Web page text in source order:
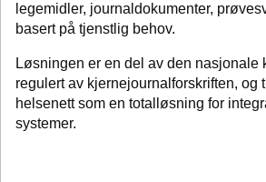
legemidler, journaldokumenter,
basert på tjenstlig behov.
Løsningen er en del av den nasjonale
regulert av kjernejournalforskriften, og
helsenett som en totalløsning for
systemer.